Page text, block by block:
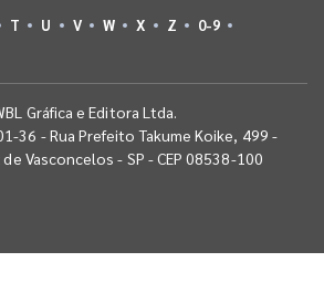
T U V W X Z 0-9
Gráfica e Editora Ltda.
36 - Rua Prefeito Takume Koike, 499 -
Vasconcelos - SP - CEP 08538-100